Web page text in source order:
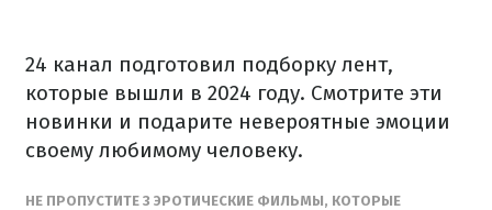
24 канал подготовил подборку лент,
которые вышли в 2024 году. Смотрите эти
новинки и подарите невероятные эмоции
своему любимому человеку.
НЕ ПРОПУСТИТЕ 3 ЭРОТИЧЕСКИЕ ФИЛЬМЫ, КОТОРЫЕ